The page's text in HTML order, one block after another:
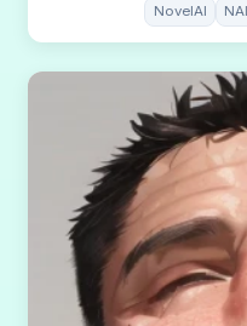
NovelAI